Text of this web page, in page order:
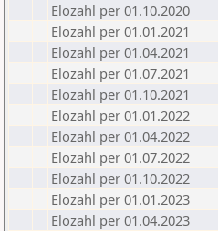
Elozahl per 01.10.2020
Elozahl per 01.01.2021
Elozahl per 01.04.2021
Elozahl per 01.07.2021
Elozahl per 01.10.2021
Elozahl per 01.01.2022
Elozahl per 01.04.2022
Elozahl per 01.07.2022
Elozahl per 01.10.2022
Elozahl per 01.01.2023
Elozahl per 01.04.2023